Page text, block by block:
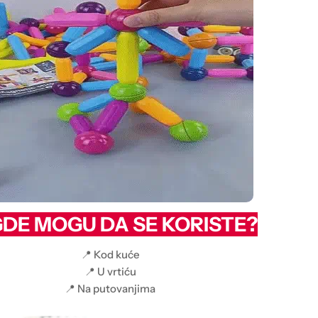
MOGU DA SE KORISTE?
📍 Kod kuće
📍 U vrtiću
📍 Na putovanjima